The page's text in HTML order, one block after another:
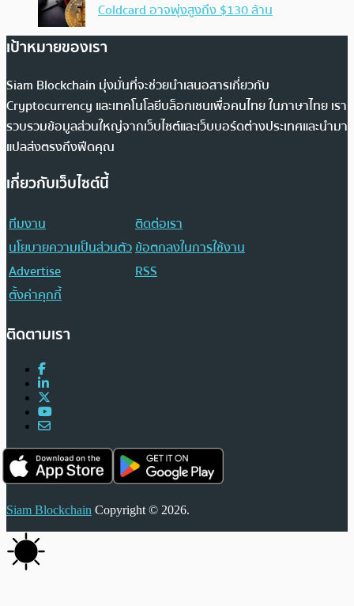
Coldcard อาจพุ่งสูงถึง $130 ล้าน
เป้าหมายของเรา
Siam Blockchain มุ่งมั่นที่จะช่วยนำเสนอสารเกี่ยวกับ
Cryptocurrency และเทคโนโลยีบล็อกเชนเพื่อคนไทย ในภาษาไทย เรา
รวบรวมข้อมูลส่วนใหญ่จากเว็บไซต์และเว็บบอร์ดต่างประเทศและนำมา
แปลส่งตรงถึงฟีดคุณ
เกี่ยวกับเว็บไซต์นี้
ทีมงาน
ติดต่อเรา
นโยบายความเป็นส่วนตัวข้อตกลงในการใช้งาน
Advertise
RSS
ตั้งค่าคุกกี้
ติดตามเรา
Siam Blockchain Copyright © 2026.